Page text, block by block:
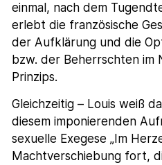
einmal, nach dem
erlebt die französische
der Aufklärung und die
bzw. der Beherrschten im
Prinzips.
Gleichzeitig – Louis weiß
diesem imponierenden
sexuelle Exegese „Im
Machtverschiebung fort,